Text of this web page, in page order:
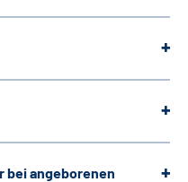
bei angeborenen